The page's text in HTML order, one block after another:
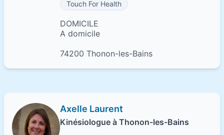
Touch For Health
DOMICILE
A domicile
74200 Thonon-les-Bains
Axelle Laurent
Kinésiologue à Thonon-les-Bains